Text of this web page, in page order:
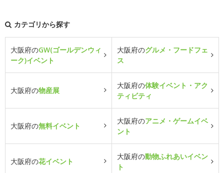
カテゴリから探す
大阪府のGW(ゴールデンウィ
ーク)イベント
大阪府のグルメ・フードフェ
ス
大阪府の物産展
大阪府の体験イベント・アク
ティビティ
大阪府の無料イベント
大阪府のアニメ・ゲームイベ
ント
大阪府の花イベント
大阪府の動物ふれあいイベン
ト